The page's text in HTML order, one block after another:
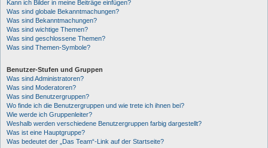
Kann ich Bilder in meine Beiträge einfügen?
Was sind globale Bekanntmachungen?
Was sind Bekanntmachungen?
Was sind wichtige Themen?
Was sind geschlossene Themen?
Was sind Themen-Symbole?
Benutzer-Stufen und Gruppen
Was sind Administratoren?
Was sind Moderatoren?
Was sind Benutzergruppen?
Wo finde ich die Benutzergruppen und wie trete ich ihnen bei?
Wie werde ich Gruppenleiter?
Weshalb werden verschiedene Benutzergruppen farbig dargestellt?
Was ist eine Hauptgruppe?
Was bedeutet der „Das Team“-Link auf der Startseite?